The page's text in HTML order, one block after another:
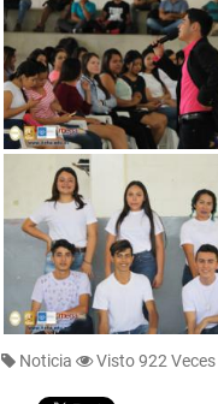
Noticia Visto 922 Veces